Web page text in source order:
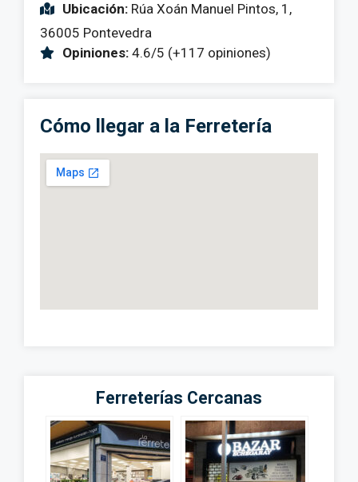
Ubicación: Rúa Xoán Manuel Pintos, 1,
36005 Pontevedra
Opiniones: 4.6/5 (+117 opiniones)
Cómo llegar a la Ferretería
Ferreterías Cercanas